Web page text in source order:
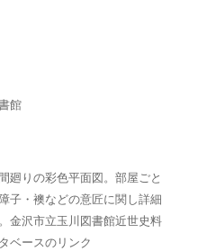
館
廻りの彩色平面図。部屋ごと
子・襖などの意匠に関し詳細
金沢市立玉川図書館近世史料
ベースのリンク